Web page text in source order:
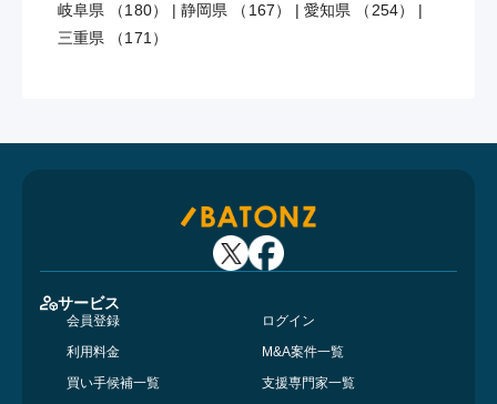
岐阜県 （180） |静岡県 （167） |愛知県 （254）
|
三重県 （171）
サービス
会員登録
ログイン
利用料金
M&A案件一覧
買い手候補一覧
支援専門家一覧